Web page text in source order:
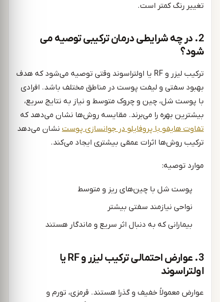
تغییر رنگ کمتر است.
2. در چه شرایطی درمان ترکیبی توصیه می‌
شود؟
ترکیب لیزر و RF یا اولتراسوند وقتی توصیه می‌شود که هدف
بهبود سفتی و لیفت پوست در مناطق مختلف باشد. افرادی
با پوست شل، چین و چروک متوسط و نیاز به نتایج سریع،
بیشترین بهره را می‌برند. مقایسه روش‌ها نشان می‌دهد که
تفاوت هایفو با پروفایلو در جوانسازی پوستنشان می‌دهد
ترکیب روش‌ها اثرات عمقی بیشتری ایجاد می‌کند.
موارد توصیه:
پوست شل با چین‌های ریز و متوسط
نواحی نیازمند سفتی بیشتر
بیمارانی که به دنبال اثر سریع و ماندگار هستند
3. عوارض احتمالی ترکیب لیزر و RF یا
اولتراسوند
عوارض معمولاً خفیف و گذرا هستند. قرمزی، تورم و